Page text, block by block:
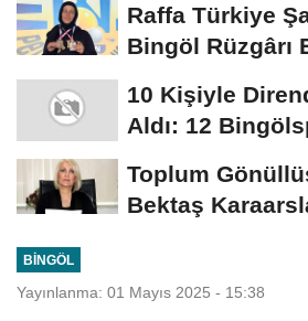
Raffa Türkiye
Bingöl Rüzgârı
10 Kişiyle
Aldı: 12
Toplum
Bektaş
BINGÖL
Yayınlanma: 01 Mayıs 2025 - 15:38